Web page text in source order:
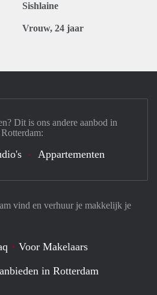
Sishlaine
Vrouw, 24 jaar
vind en verhuur je makkelijk je
Voor Makelaars
in Rotterdam
Dit is ons andere aanbod in
Rotterdam:
Appartementen